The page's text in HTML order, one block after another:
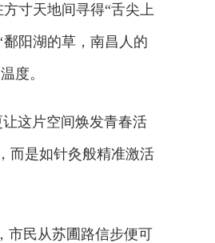
寸天地间寻得“舌尖上
阳湖的草，南昌人的
度。
这片空间焕发青春活
而是如针灸般精准激活
市民从苏圃路信步便可